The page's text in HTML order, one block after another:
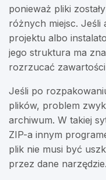
ponieważ pliki
różnych miejsc. Jeśli
projektu albo
jego struktura ma
rozrzucać
Jeśli po
plików, problem
archiwum. W takiej
ZIP-a innym
plik nie musi być
przez dane narzędzie.